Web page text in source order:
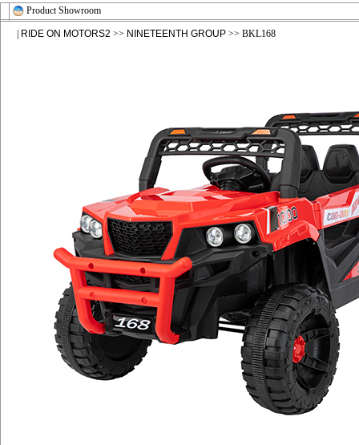
Product Showroom
RIDE ON MOTORS2 >> NINETEENTH GROUP >> BKL168